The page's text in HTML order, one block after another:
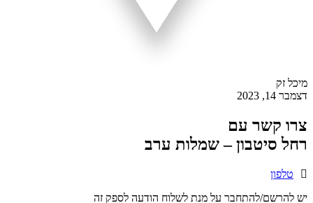
מיכל זק
דצמבר 14, 2023
צרו קשר עם
רחל סיטבון – שמלות ערב
טלפון
יש להרשם/להתחבר על מנת לשלוח הודעה לספק זה